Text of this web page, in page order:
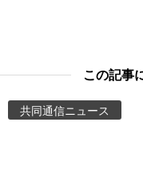
スポーツ・東京2020
Images
この記事
共同通信ニュース